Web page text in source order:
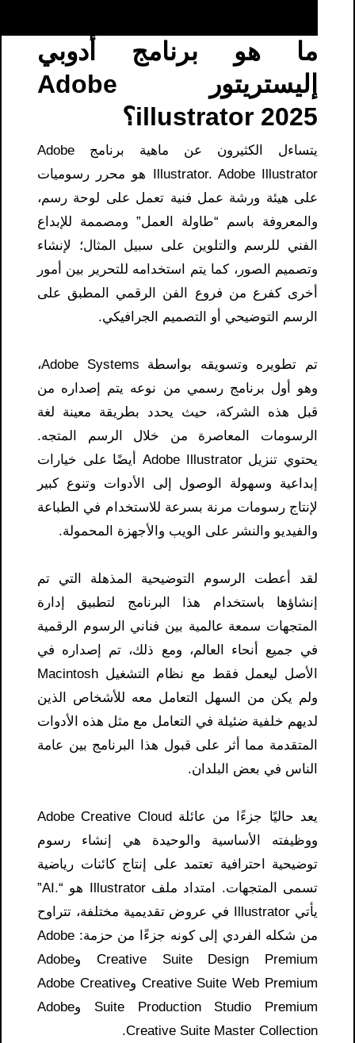
ما هو برنامج أدوبي
إليستريتور Adobe
illustrator 2025؟
يتساءل الكثيرون عن ماهية برنامج Adobe
Illustrator. Adobe Illustrator هو محرر رسوميات
على هيئة ورشة عمل فنية تعمل على لوحة رسم،
والمعروفة باسم “طاولة العمل” ومصممة للإبداع
الفني للرسم والتلوين على سبيل المثال؛ لإنشاء
وتصميم الصور، كما يتم استخدامه للتحرير بين أمور
أخرى كفرع من فروع الفن الرقمي المطبق على
الرسم التوضيحي أو التصميم الجرافيكي.
تم تطويره وتسويقه بواسطة Adobe Systems،
وهو أول برنامج رسمي من نوعه يتم إصداره من
قبل هذه الشركة، حيث يحدد بطريقة معينة لغة
الرسومات المعاصرة من خلال الرسم المتجه.
يحتوي تنزيل Adobe Illustrator أيضًا على خيارات
إبداعية وسهولة الوصول إلى الأدوات وتنوع كبير
لإنتاج رسومات مرنة بسرعة للاستخدام في الطباعة
والفيديو والنشر على الويب والأجهزة المحمولة.
لقد أعطت الرسوم التوضيحية المذهلة التي تم
إنشاؤها باستخدام هذا البرنامج لتطبيق إدارة
المتجهات سمعة عالمية بين فناني الرسوم الرقمية
في جميع أنحاء العالم، ومع ذلك، تم إصداره في
الأصل ليعمل فقط مع نظام التشغيل Macintosh
ولم يكن من السهل التعامل معه للأشخاص الذين
لديهم خلفية ضئيلة في التعامل مع مثل هذه الأدوات
المتقدمة مما أثر على قبول هذا البرنامج بين عامة
الناس في بعض البلدان.
يعد حاليًا جزءًا من عائلة Adobe Creative Cloud
ووظيفته الأساسية والوحيدة هي إنشاء رسوم
توضيحية احترافية تعتمد على إنتاج كائنات رياضية
تسمى المتجهات. امتداد ملف Illustrator هو “.AI”
يأتي Illustrator في عروض تقديمية مختلفة، تتراوح
من شكله الفردي إلى كونه جزءًا من حزمة: Adobe
Creative Suite Design Premium وAdobe
Creative Suite Web Premium وAdobe Creative
Suite Production Studio Premium وAdobe
Creative Suite Master Collection.